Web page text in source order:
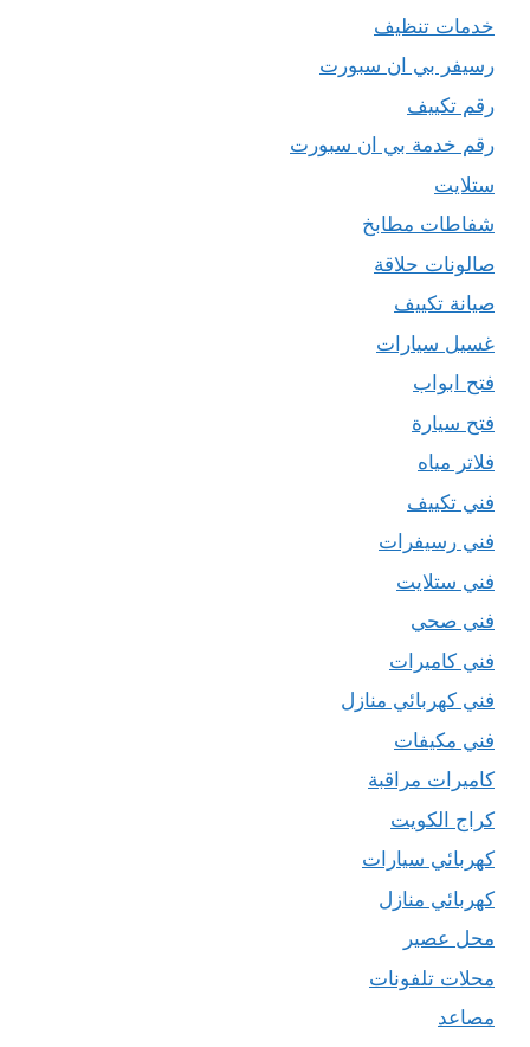
خدمات تنظيف
رسيفر بي ان سبورت
رقم تكييف
رقم خدمة بي ان سبورت
ستلايت
شفاطات مطابخ
صالونات حلاقة
صيانة تكييف
غسيل سيارات
فتح ابواب
فتح سيارة
فلاتر مياه
فني تكييف
فني رسيفرات
فني ستلايت
فني صحي
فني كاميرات
فني كهربائي منازل
فني مكيفات
كاميرات مراقبة
كراج الكويت
كهربائي سيارات
كهربائي منازل
محل عصير
محلات تلفونات
مصاعد